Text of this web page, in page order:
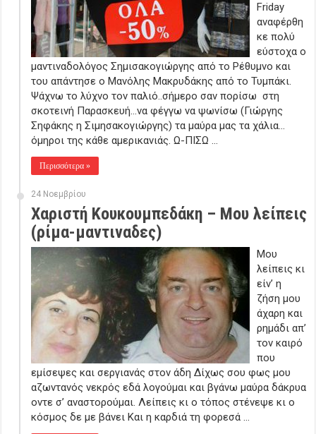
Friday
αναφέρθη
κε πολύ
εύστοχα ο
μαντιναδολόγος Σημισακογιώργης από το Ρέθυμνο και
του απάντησε ο Μανόλης Μακρυδάκης από το Τυμπάκι.
Ψάχνω το λύχνο τον παλιό..σήμερο σαν πορίσω στη
σκοτεινή Παρασκευή…να φέγγω να ψωνίσω (Γιώργης
Σηφάκης η Σιμησακογιώργης) τα μαύρα μας τα χάλια…
όμηροι της κάθε αμερικανιάς. Ω-ΠΙΣΩ …
Περισσότερα »
24 Νοεμβρίου
Χαριστή Κουκουμπεδάκη – Μου λείπεις
(ρίμα-μαντιναδες)
Μου
λείπεις κι
είν’ η
ζήση μου
άχαρη και
ρημάδι απ’
τον καιρό
που
εμίσεψες και σεργιανάς στον άδη Δίχως σου φως μου
αζωντανός νεκρός εδά λογούμαι και βγάνω μαύρα δάκρυα
οντε σ’ αναστορούμαι. Λείπεις κι ο τόπος στένεψε κι ο
κόσμος δε με βάνει Και η καρδιά τη φορεσά …